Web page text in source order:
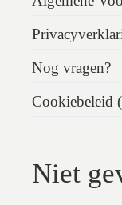
Nog vragen?
Cookiebeleid
Niet